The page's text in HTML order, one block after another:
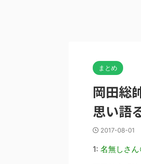
まとめ
岡田総
思い語
2017-08-01
1: 名無しさん